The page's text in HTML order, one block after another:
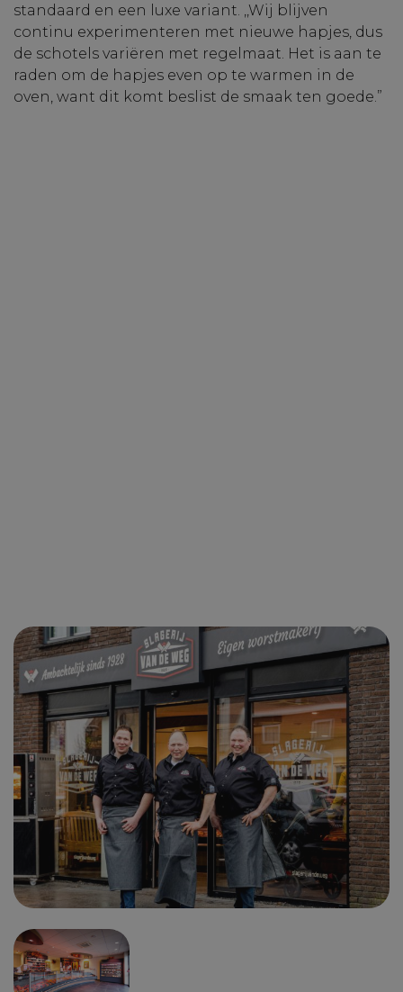
standaard en een luxe variant. ,,Wij blijven
continu experimenteren met nieuwe hapjes, dus
de schotels variëren met regelmaat. Het is aan te
raden om de hapjes even op te warmen in de
oven, want dit komt beslist de smaak ten goede.”